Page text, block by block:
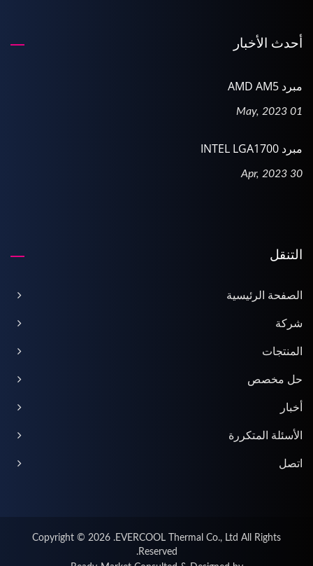
أحدث الأخبار
مبرد AMD AM5
01 May, 2023
مبرد INTEL LGA1700
30 Apr, 2023
التنقل
الصفحة الرئيسية
شركة
المنتجات
حل مخصص
أخبار
الأسئلة المتكررة
اتصل
Copyright © 2026 EVERCOOL Thermal Co., Ltd. All Rights
Reserved.